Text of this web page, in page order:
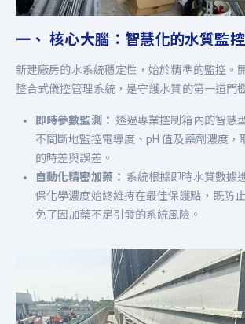
一、 核心大腦：智慧化的水質監
新建廠房的水系統穩定性，始於精準的監控。
整合式儀控管理系統，是守護水質的第一道門
即時參數監測： 透過專業控制箱內的智慧
不間斷地監控電導度、pH 值及藥劑濃度，
的時差與誤差。
自動化精密加藥： 系統根據即時水質數據
保化學濃度始終維持在最佳保護點，既防
免了因加藥不足引發的系統風險。